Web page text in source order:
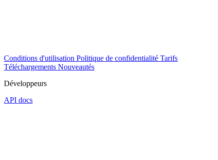
Conditions d'utilisation Politique de confidentialité Tarifs
Téléchargements Nouveautés
Développeurs
API docs